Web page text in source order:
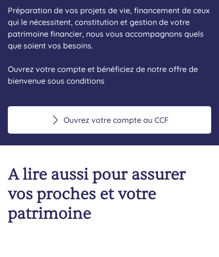
Préparation de vos projets de vie, financement de ceux
qui le nécessitent, constitution et gestion de votre
patrimoine financier, nous vous accompagnons quels
que soient vos besoins.
Ouvrez votre compte et bénéficiez de notre offre de
bienvenue sous conditions
Ouvrez votre compte au CCF
A lire aussi pour assurer
vos proches et votre
patrimoine